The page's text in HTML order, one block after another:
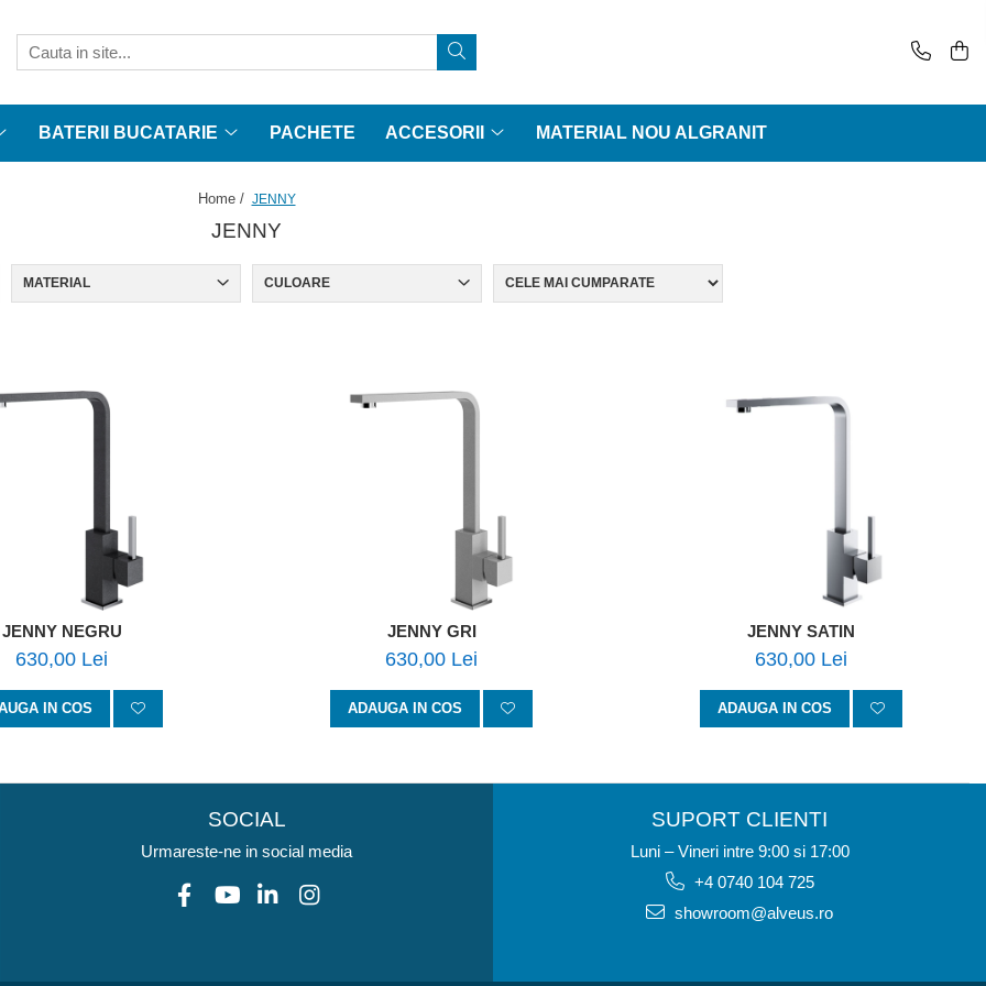
BATERII BUCATARIE PACHETE ACCESORII MATERIAL NOU ALGRANIT
Home / JENNY
JENNY
MATERIAL CULOARE
JENNY NEGRU
630,00 Lei
IN COS
JENNY GRI
630,00 Lei
ADAUGA IN COS
JENNY SATIN
630,00 Lei
ADAUGA IN COS
SOCIAL
Urmareste-ne in social media
SUPORT CLIENTI
Luni – Vineri intre 9:00 si 17:00
+4 0740 104 725
showroom@alveus.ro